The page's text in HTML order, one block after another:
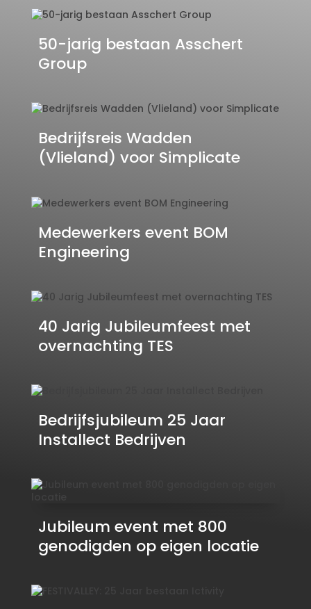
50-jarig bestaan Asschert
Group
Bedrijfsreis Wadden
(Vlieland) voor Simplicate
Medewerkers event BOM
Engineering
40 Jarig Jubileumfeest met
overnachting TES
Bedrijfsjubileum 25 Jaar
Installect Bedrijven
Jubileum event met 800
genodigden op eigen locatie